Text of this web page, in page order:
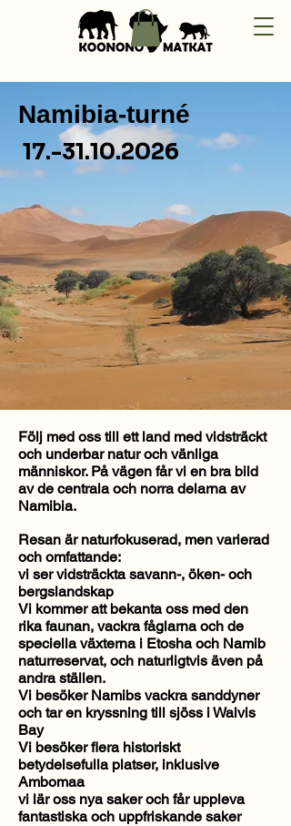
Namibia-turné
17.-31.10.2026
Följ med oss till ett land med vidsträckt
och underbar natur och vänliga
människor. På vägen får vi en bra bild
av de centrala och norra delarna av
Namibia.
Resan är naturfokuserad, men varierad
och omfattande:
vi ser vidsträckta savann-, öken- och
bergslandskap
Vi kommer att bekanta oss med den
rika faunan, vackra fåglarna och de
speciella växterna i Etosha och Namib
naturreservat, och naturligtvis även på
andra ställen.
Vi besöker Namibs vackra sanddyner
och tar en kryssning till sjöss i Walvis
Bay
Vi besöker flera historiskt
betydelsefulla platser, inklusive
Ambomaa
vi lär oss nya saker och får uppleva
fantastiska och uppfriskande saker